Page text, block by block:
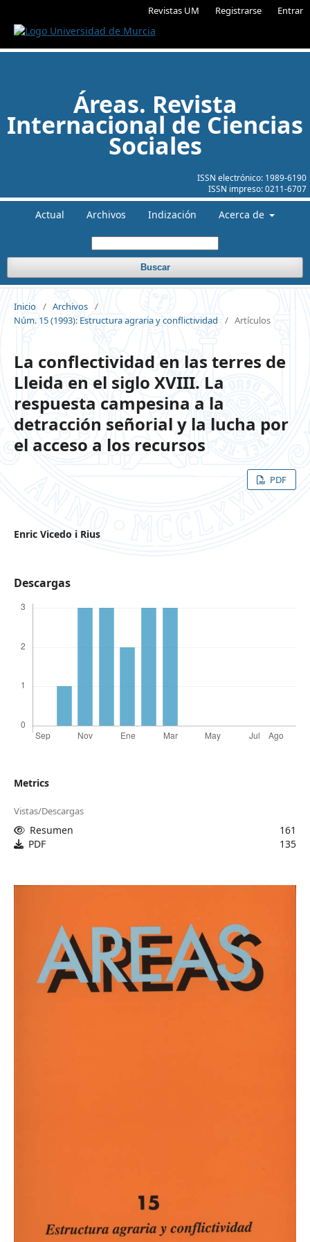
Revistas UM Registrarse Entrar
ISSN electrónico: 1989-6190
ISSN impreso:0211-6707
Áreas. Revista
Internacional de Ciencias
Sociales
Actual Archivos Indización Acerca de
Buscar
Inicio / Archivos /
Núm. 15 (1993): Estructura agraria y conflictividad
/ Artículos
La conflectividad en las terres de
Lleida en el siglo XVIII. La
respuesta campesina a la
detracción señorial y la lucha por
el acceso a los recursos
PDF
Enric Vicedo i Rius
Descargas
Metrics
Vistas/Descargas
Resumen
161
PDF
135